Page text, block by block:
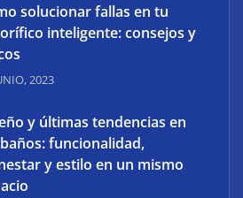
solucionar fallas en tu
inteligente: consejos y
2023
y últimas tendencias en
funcionalidad,
y estilo en un mismo